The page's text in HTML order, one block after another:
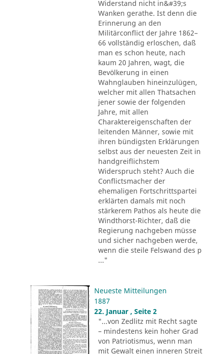
Widerstand nicht in&#39;s
Wanken gerathe. Ist denn die
Erinnerung an den
Militärconflict der Jahre 1862–
66 vollständig erloschen, daß
man es schon heute, nach
kaum 20 Jahren, wagt, die
Bevölkerung in einen
Wahnglauben hineinzulügen,
welcher mit allen Thatsachen
jener sowie der folgenden
Jahre, mit allen
Charaktereigenschaften der
leitenden Männer, sowie mit
ihren bündigsten Erklärungen
selbst aus der neuesten Zeit in
handgreiflichstem
Widerspruch steht? Auch die
Conflictsmacher der
ehemaligen Fortschrittspartei
erklärten damals mit noch
stärkerem Pathos als heute die
Windthorst-Richter, daß die
Regierung nachgeben müsse
und sicher nachgeben werde,
wenn die steile Felswand des p
..."
Neueste Mitteilungen
1887
22. Januar , Seite 2
"...von Zedlitz mit Recht sagte
– mindestens kein hoher Grad
von Patriotismus, wenn man
mit Gewalt einen inneren Streit